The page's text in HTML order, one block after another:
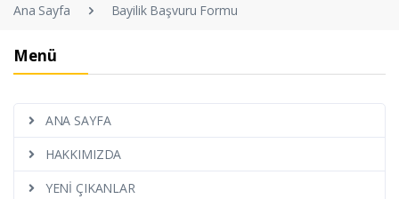
Ana Sayfa Bayilik Başvuru Formu
Menü
ANA SAYFA
HAKKIMIZDA
YENİ ÇIKANLAR